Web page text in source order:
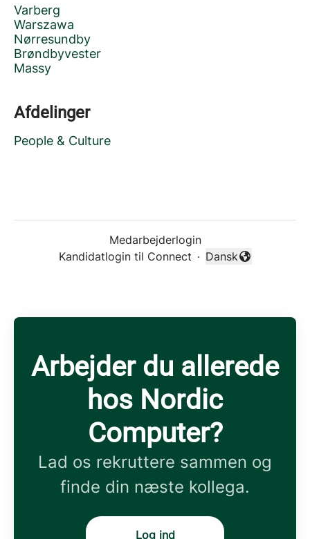
Varberg
Warszawa
Nørresundby
Brøndbyvester
Massy
Afdelinger
People & Culture
Medarbejderlogin
Kandidatlogin til Connect ·
Skift sprog
Dansk
Arbejder du allerede
hos Nordic
Computer?
Lad os rekruttere sammen og
finde din næste kollega.
Log ind